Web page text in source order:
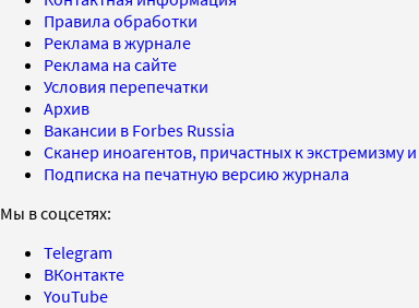
Правила обработки
Реклама в журнале
Реклама на сайте
Условия перепечатки
Архив
Вакансии в Forbes Russia
Сканер иноагентов, причастных к
Подписка на печатную версию журнала
Мы в соцсетях:
Telegram
ВКонтакте
YouTube